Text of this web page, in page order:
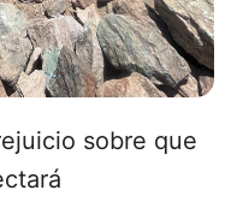
sobre que